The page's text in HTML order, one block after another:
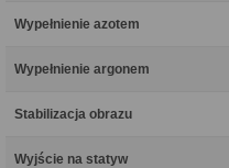
Wypełnienie azotem
Wypełnienie argonem
Stabilizacja obrazu
Wyjście na statyw